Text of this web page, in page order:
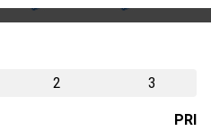
2 3
PRI